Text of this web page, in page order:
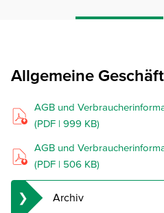
Allgemeine
AGB und
(PDF | 999 KB)
AGB und
(PDF | 506 KB)
Archiv